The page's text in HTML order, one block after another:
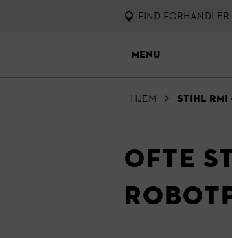
FIND forhandler
Menu
Hjem STIHL
Ofte